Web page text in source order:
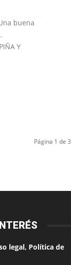
buena
Y
Página 1 de 3
legal, Política de